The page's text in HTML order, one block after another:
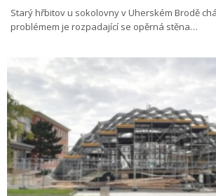
Starý hřbitov u sokolovny v Uherském Brodě
problémem je rozpadající se opěrná stěna…